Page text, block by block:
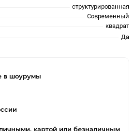
структурированная
Современный
квадрат
Да
в шоурумы
картой или безналичным